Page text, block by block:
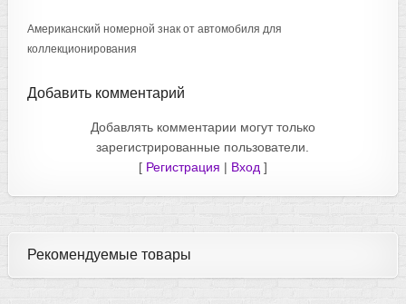
Американский номерной знак от автомобиля для
коллекционирования
Добавить комментарий
Добавлять комментарии могут только
зарегистрированные пользователи.
[ Регистрация | Вход ]
Рекомендуемые товары